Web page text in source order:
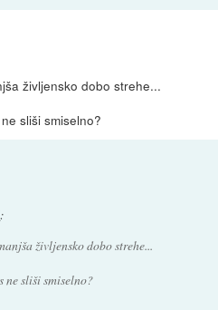
življensko dobo strehe...
sliši smiselno?
:
življensko dobo strehe...
ne sliši smiselno?